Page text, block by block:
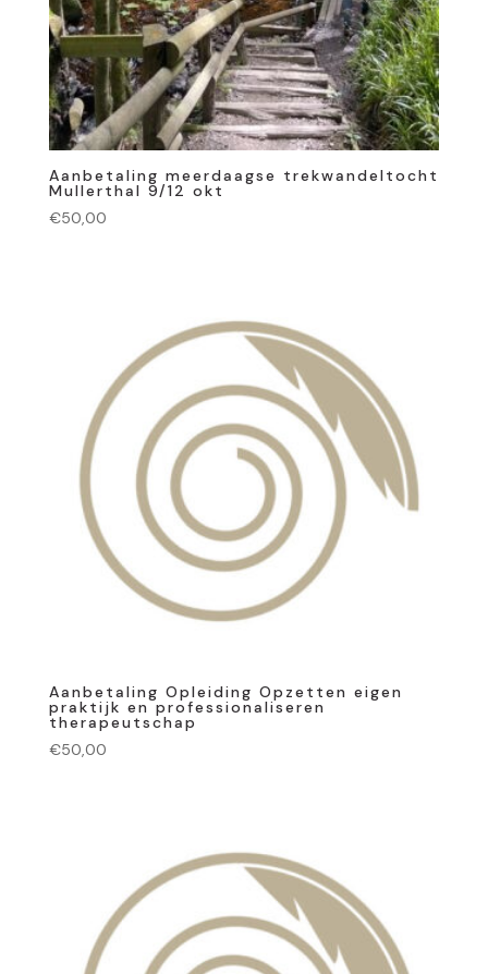
Aanbetaling meerdaagse trekwandeltocht
Mullerthal 9/12 okt
€50,00
Aanbetaling Opleiding Opzetten eigen
praktijk en professionaliseren
therapeutschap
€50,00